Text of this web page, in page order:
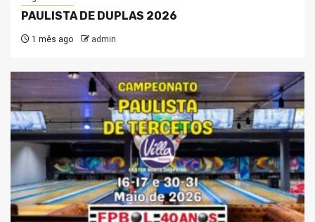
PAULISTA DE DUPLAS 2026
1 mês ago admin